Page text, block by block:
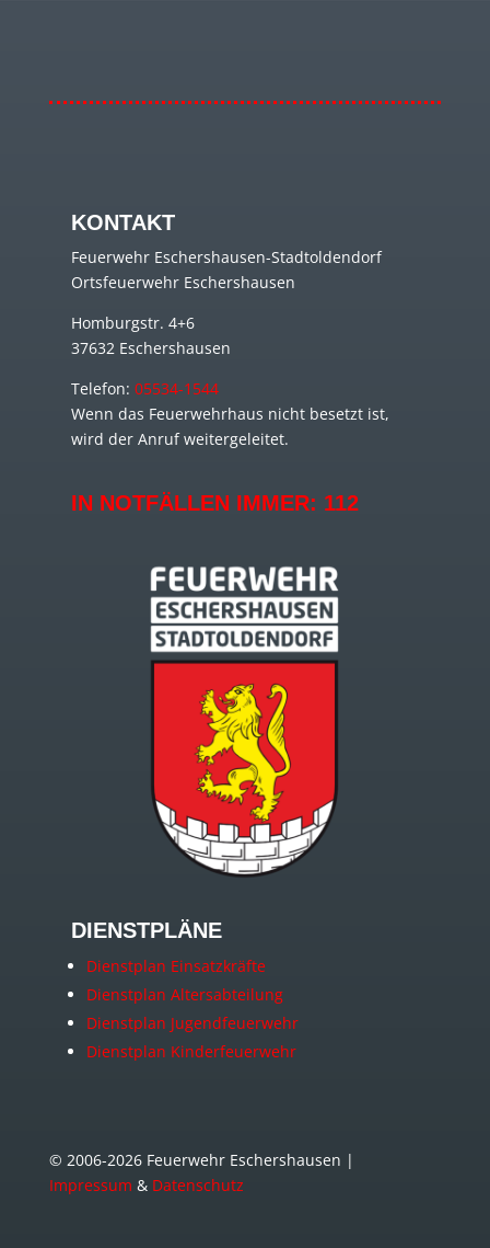
KONTAKT
Feuerwehr Eschershausen-Stadtoldendorf
Ortsfeuerwehr Eschershausen
Homburgstr. 4+6
37632 Eschershausen
Telefon: 05534-1544
Wenn das Feuerwehrhaus nicht besetzt ist,
wird der Anruf weitergeleitet.
IN NOTFÄLLEN IMMER: 112
DIENSTPLÄNE
Dienstplan Einsatzkräfte
Dienstplan Altersabteilung
Dienstplan Jugendfeuerwehr
Dienstplan Kinderfeuerwehr
© 2006-2026 Feuerwehr Eschershausen |
Impressum & Datenschutz